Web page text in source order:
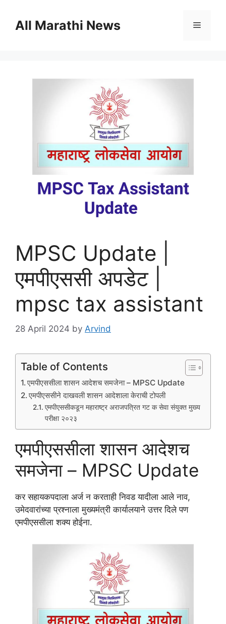
contentAll Marathi News Menu
MPSC Update |
एमपीएससी अपडेट |
mpsc tax assistant
28 April 2024 by Arvind
Table of Contents
एमपीएससीला शासन आदेशच समजेना – MPSC Update
एमपीएससीने दाखवली शासन आदेशाला केराची टोपली
एमपीएससीकडून महाराष्ट्र अराजपत्रित गट क सेवा संयुक्त मुख्य
परीक्षा २०२३
एमपीएससीला शासन आदेशच
समजेना – MPSC Update
कर सहायकपदाला अर्ज न करताही निवड यादीला आले नाव,
उमेदवारांच्या प्रश्नाला मुख्यमंत्री कार्यालयाने उत्तर दिले पण
एमपीएससीला शक्य होईना.